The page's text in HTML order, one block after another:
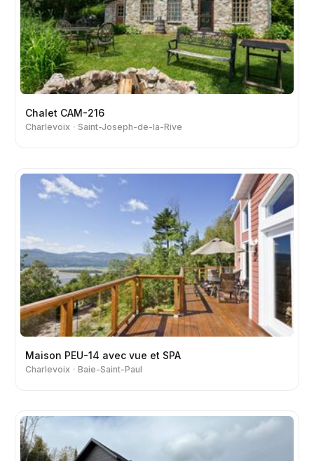
Chalet CAM-216
Charlevoix Saint-Joseph-de-la-Rive
Maison PEU-14 avec vue et SPA
Charlevoix Baie-Saint-Paul